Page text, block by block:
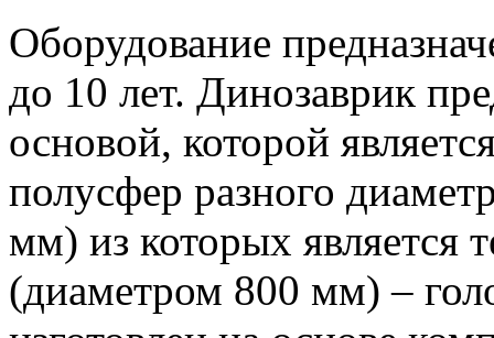
Оборудование
до 10 лет. Динозаврик
основой, которой
полусфер разного
мм) из которых является
(диаметром 800 мм) –